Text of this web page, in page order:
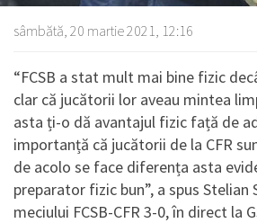
sâmbătă, 20 martie 2021, 12:16
“FCSB a stat mult mai bine fizic
clar că jucătorii lor aveau mintea
asta ți-o dă avantajul fizic față de
importanță că jucătorii de la CFR
de acolo se face diferența asta
preparator fizic bun”, a spus Stelian
meciului FCSB-CFR 3-0, în direct la